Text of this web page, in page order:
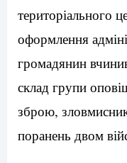
територіального
оформлення
громадянин
склад групи
зброю,
поранень двом